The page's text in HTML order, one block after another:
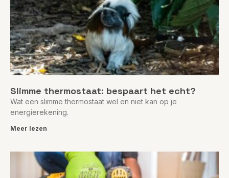
Slimme thermostaat: bespaart het echt?
Wat een slimme thermostaat wel en niet kan op je
energierekening.
Meer lezen